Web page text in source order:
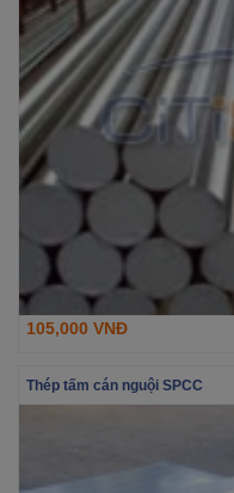
105,000 VNĐ
Thép tấm cán nguội SPCC